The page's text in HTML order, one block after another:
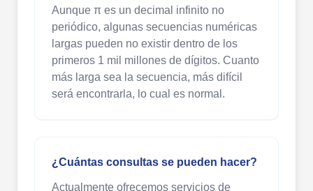
Aunque π es un decimal infinito no
periódico, algunas secuencias numéricas
largas pueden no existir dentro de los
primeros 1 mil millones de dígitos. Cuanto
más larga sea la secuencia, más difícil
será encontrarla, lo cual es normal.
¿Cuántas consultas se pueden hacer?
Actualmente ofrecemos servicios de